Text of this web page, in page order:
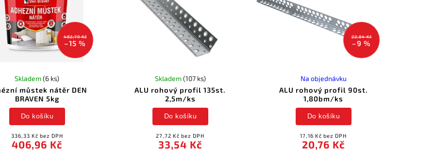
482,79 Kč
–15 %
můstek nátěr DEN
BRAVEN 5kg
Skladem(6 ks)
336,33 Kč bez DPH
406,96 Kč
Do košíku
ALU rohový profil 135st.
2,5m/ks
Skladem(107 ks)
27,72 Kč bez DPH
33,54 Kč
Do košíku
22,84 Kč
–9 %
ALU rohový profil 90st.
1,80bm/ks
Na objednávku
17,16 Kč bez DPH
20,76 Kč
Do košíku